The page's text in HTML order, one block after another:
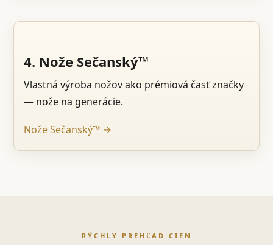
4. Nože Sečanský™
Vlastná výroba nožov ako prémiová časť značky
— nože na generácie.
Nože Sečanský™ →
RÝCHLY PREHĽAD CIEN